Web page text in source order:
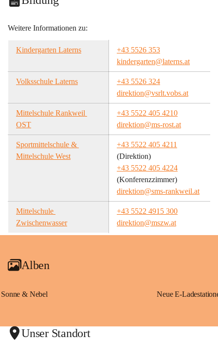
Weitere Informationen zu:
Kindergarten Laterns
+43 5526 353
kindergarten@laterns.at
Volksschule Laterns
+43 5526 324
direktion@vsrlt.vobs.at
Mittelschule Rankweil
OST
+43 5522 405 4210
direktion@ms-rost.at
Sportmittelschule &
Mittelschule West
+43 5522 405 4211
(Direktion)
+43 5522 405 4224
(Konferenzzimmer)
direktion@sms-rankweil.at
Mittelschule
Zwischenwasser
+43 5522 4915 300
direktion@mszw.at
Alben
Sonne & Nebel
Unser Standort